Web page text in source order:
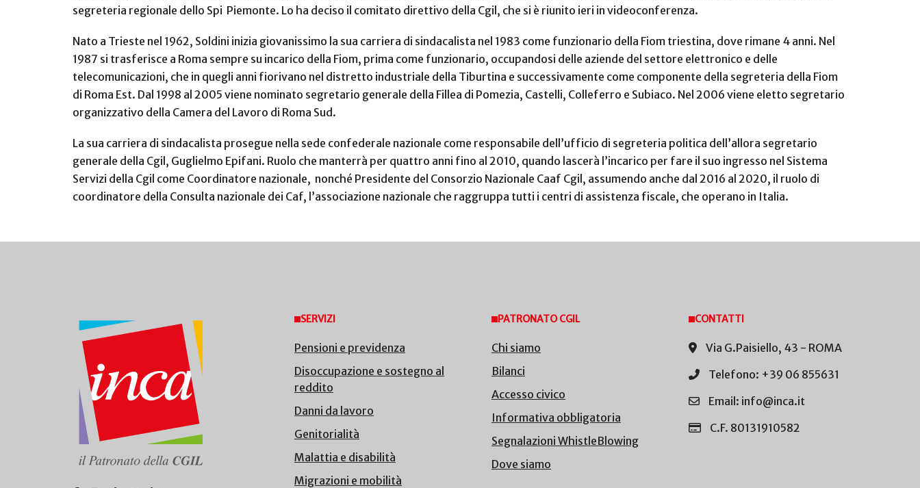
segreteria regionale dello Spi Piemonte. Lo ha deciso il comitato direttivo della Cgil, che si è riunito ieri in videoconferenza.
Nato a Trieste nel 1962, Soldini inizia giovanissimo la sua carriera di sindacalista nel 1983 come funzionario della Fiom triestina, dove rimane 4 anni. Nel
1987 si trasferisce a Roma sempre su incarico della Fiom, prima come funzionario, occupandosi delle aziende del settore elettronico e delle
telecomunicazioni, che in quegli anni fiorivano nel distretto industriale della Tiburtina e successivamente come componente della segreteria della Fiom
di Roma Est. Dal 1998 al 2005 viene nominato segretario generale della Fillea di Pomezia, Castelli, Colleferro e Subiaco. Nel 2006 viene eletto segretario
organizzativo della Camera del Lavoro di Roma Sud.
La sua carriera di sindacalista prosegue nella sede confederale nazionale come responsabile dell’ufficio di segreteria politica dell’allora segretario
generale della Cgil, Guglielmo Epifani. Ruolo che manterrà per quattro anni fino al 2010, quando lascerà l’incarico per fare il suo ingresso nel Sistema
Servizi della Cgil come Coordinatore nazionale, nonché Presidente del Consorzio Nazionale Caaf Cgil, assumendo anche dal 2016 al 2020, il ruolo di
coordinatore della Consulta nazionale dei Caf, l’associazione nazionale che raggruppa tutti i centri di assistenza fiscale, che operano in Italia.
SERVIZI
Pensioni e previdenza
Disoccupazione e sostegno al
reddito
Danni da lavoro
Genitorialità
Malattia e disabilità
Migrazioni e mobilità
PATRONATO CGIL
Chi siamo
Bilanci
Accesso civico
Informativa obbligatoria
Segnalazioni WhistleBlowing
Dove siamo
CONTATTI
Via G.Paisiello, 43 - ROMA
Telefono: +39 06 855631
Email: info@inca.it
C.F. 80131910582